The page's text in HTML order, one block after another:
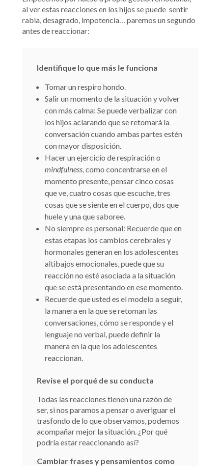
al ver estas reacciones en los hijos se puede sentir
rabia, desagrado, impotencia… paremos un segundo
antes de reaccionar:
Identifique lo que más le funciona
Tomar un respiro hondo.
Salir un momento de la situación y volver
con más calma: Se puede verbalizar con
los hijos aclarando que se retomará la
conversación cuando ambas partes estén
con mayor disposición.
Hacer un ejercicio de respiración o
mindfulness, como concentrarse en el
momento presente, pensar cinco cosas
que ve, cuatro cosas que escuche, tres
cosas que se siente en el cuerpo, dos que
huele y una que saboree.
No siempre es personal: Recuerde que en
estas etapas los cambios cerebrales y
hormonales generan en los adolescentes
altibajos emocionales, puede que su
reacción no esté asociada a la situación
que se está presentando en ese momento.
Recuerde que usted es el modelo a seguir,
la manera en la que se retoman las
conversaciones, cómo se responde y el
lenguaje no verbal, puede definir la
manera en la que los adolescentes
reaccionan.
Revise el porqué de su conducta
Todas las reacciones tienen una razón de
ser, si nos paramos a pensar o averiguar el
trasfondo de lo que observamos, podemos
acompañar mejor la situación. ¿Por qué
podría estar reaccionando así?
Cambiar frases y pensamientos como